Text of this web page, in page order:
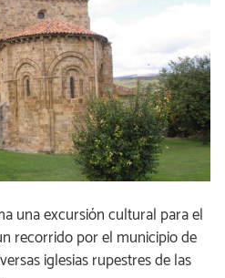
una excursión cultural para el
recorrido por el municipio de
iglesias rupestres de las